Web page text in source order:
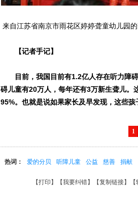
来自江苏省南京市雨花区婷婷聋童幼儿园
【记者手记】
目前，我国目前有1.2亿人存在听力障碍
碍儿童有20万人，每年还有3万新生聋儿。
95%。也就是说如果家长及早发现，这些孩
1
热词： 爱的分贝 听障儿童 公益 慈善 捐献
【打印 】【我要纠错】【复制链接】【